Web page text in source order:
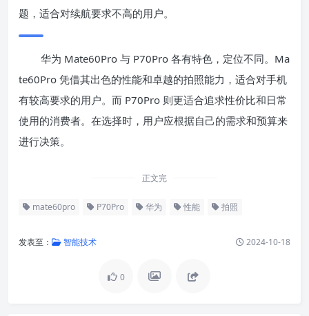
题，适合对续航要求不高的用户。
华为 Mate60Pro 与 P70Pro 各有特色，定位不同。Ma
te60Pro 凭借其出色的性能和卓越的拍照能力，适合对手机
有较高要求的用户。而 P70Pro 则更适合追求性价比和日常
使用的消费者。在选择时，用户应根据自己的需求和预算来
进行决策。
正文完
mate60pro P70Pro 华为 性能 拍照
发表至： 智能技术 2024-10-18
0